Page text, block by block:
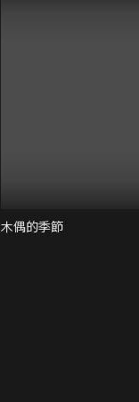
木偶的季節